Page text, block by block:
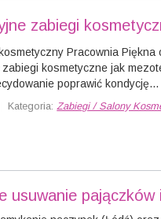
zabiegi
Pracownia Piękna
kosmetyczne jak
poprawić kondycję...
Kategoria:Zabiegi / Salony
usuwanie